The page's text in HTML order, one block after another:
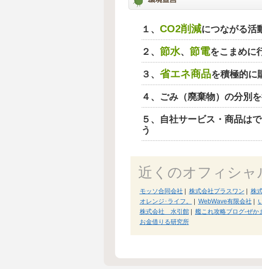
１、 CO2削減につながる活
２、 節水、 節電をこまめに
３、 省エネ商品を積極的に
４、ごみ（廃棄物）の分別を
５、自社サービス・商品は
う
近くのオフィシャ
モッソ合同会社 株式会社プラスワン 株
オレンジ･ライフ。
WebWave有限会社
株式会社 水引館| 艦これ攻略ブログ-ぜか
お金借りる研究所